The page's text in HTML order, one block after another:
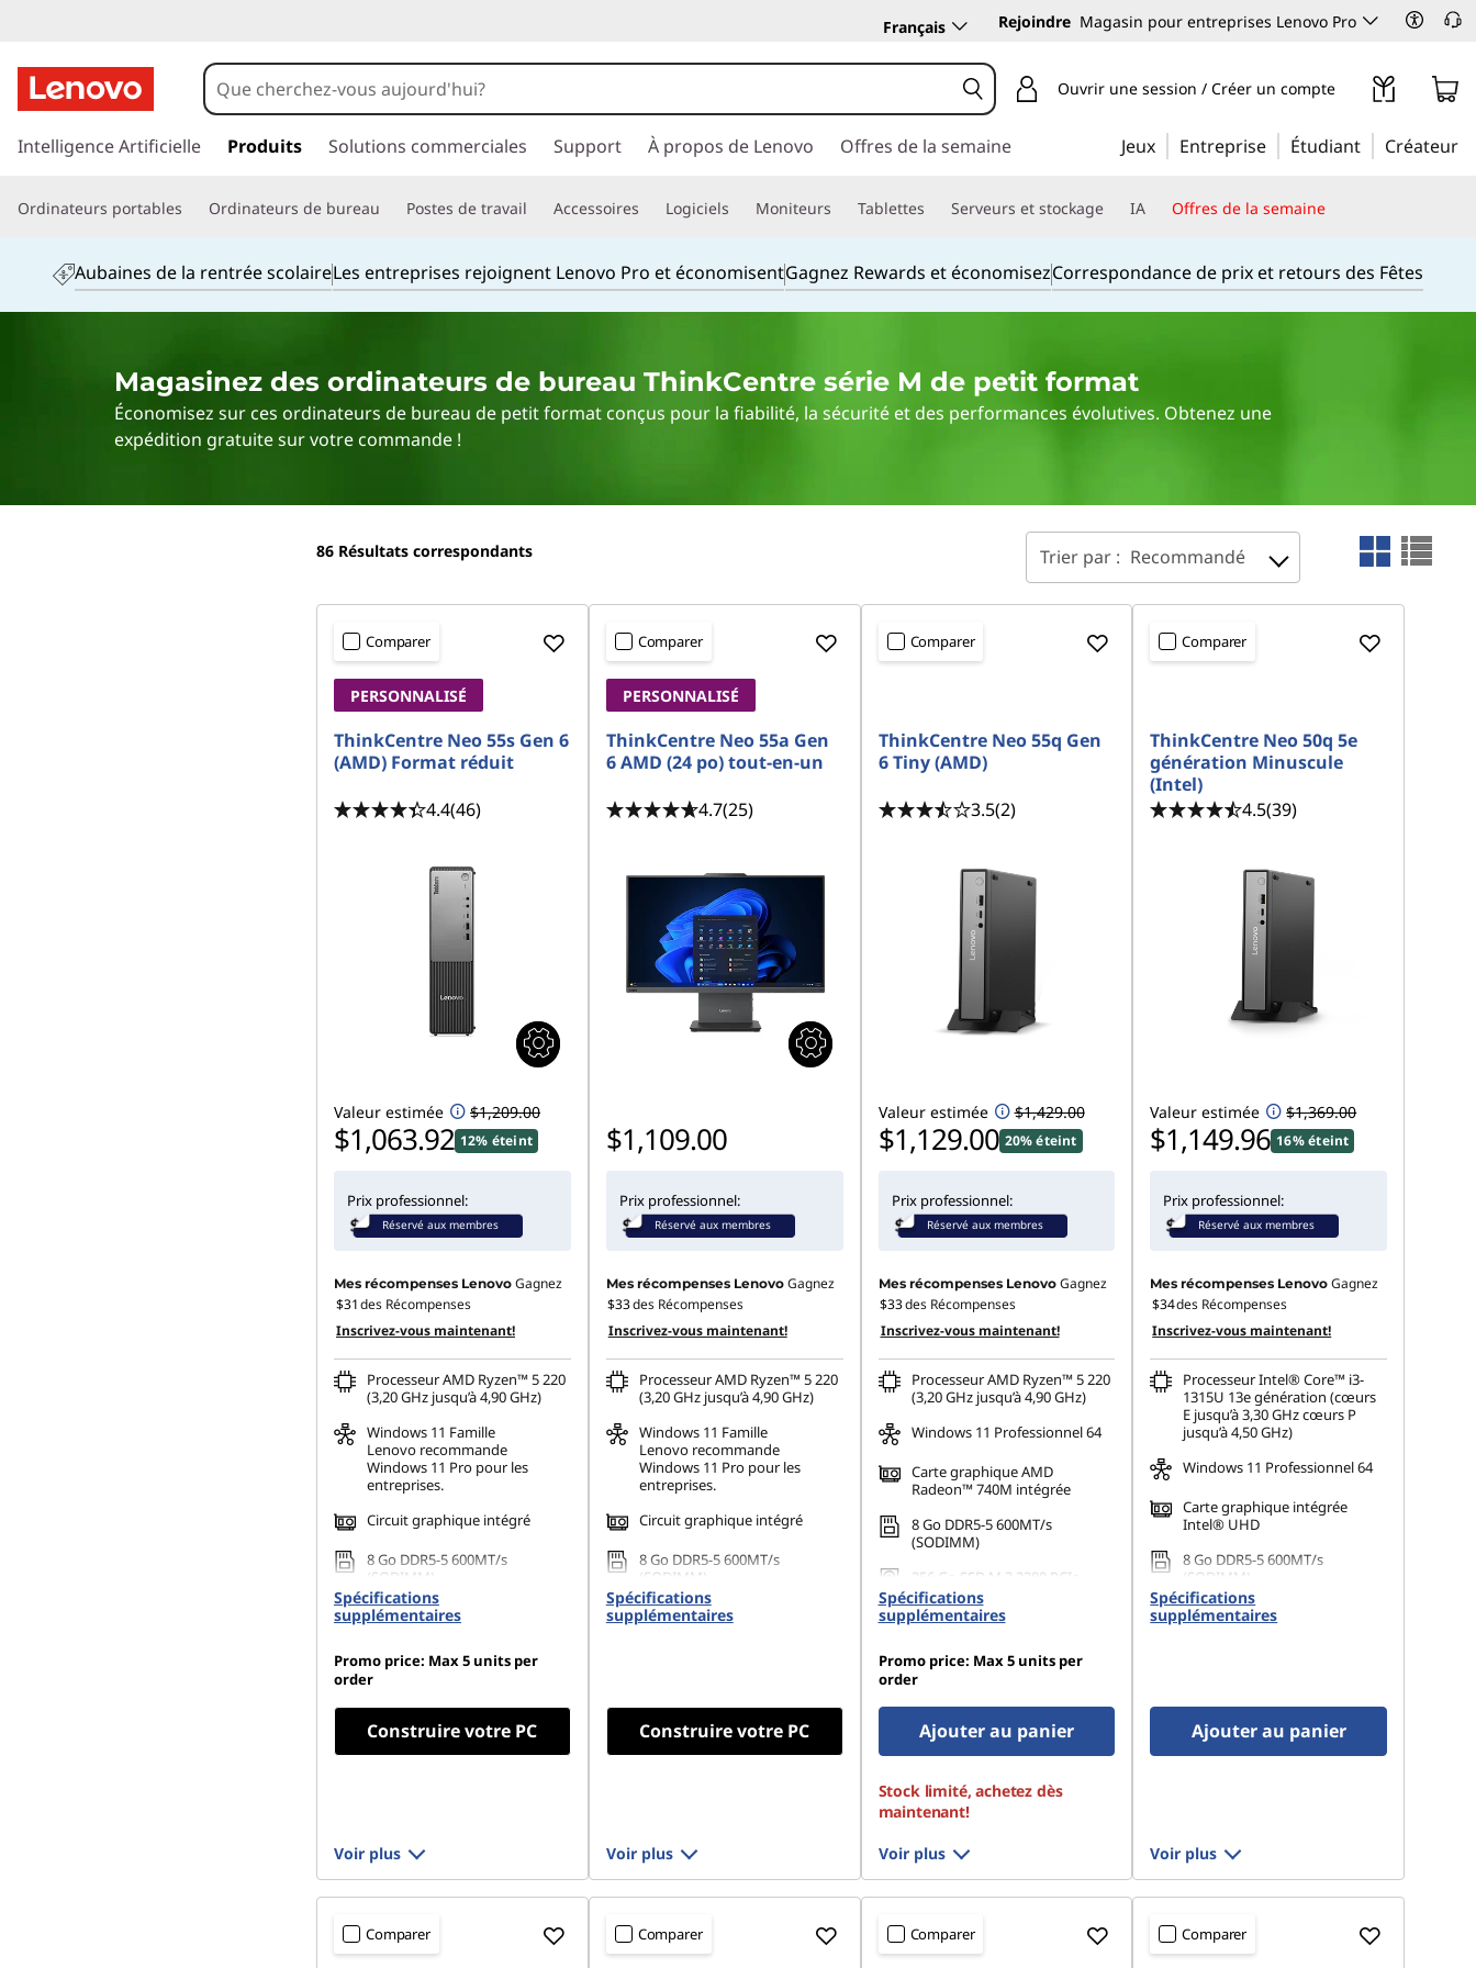
h
n
k
e
e
Français Rejoindre Magasin pour entreprises Lenovo Pro
a
e
c
r
Ouvrir une session / Créer un compte
Intelligence Artificielle Produits Solutions commerciales Support À propos de Lenovo Offres de la semaine Jeux Entreprise Étudiant Créateur
Ordinateurs portables Ordinateurs de bureau Postes de travail Accessoires Logiciels Moniteurs Tablettes Serveurs et stockage IA Offres de la semaine
Aubaines de la rentrée scolaireLes entreprises rejoignent Lenovo Pro et économisentGagnez Rewards et économisezCorrespondance de prix et retours des Fêtes
Magasinez des ordinateurs de bureau ThinkCentre série M de petit format
Économisez sur ces ordinateurs de bureau de petit format conçus pour la fiabilité, la sécurité et des performances évolutives. Obtenez une
expédition gratuite sur votre commande !
86 Résultats correspondants Trier par : Recommandé
Comparer
PERSONNALISÉ
ThinkCentre Neo 55s Gen 6
(AMD) Format réduit
4.4(46)
Valeur estimée $1,209.00
$1,063.92 12% éteint
Prix professionnel:
Réservé aux membres
Mes récompenses Lenovo Gagnez
$31des Récompenses
Inscrivez-vous maintenant!
Processeur AMD Ryzen™ 5 220
(3,20 GHz jusqu’à 4,90 GHz)
Windows 11 Famille
Lenovo recommande
Windows 11 Pro pour les
entreprises.
Circuit graphique intégré
8 Go DDR5-5 600MT/s
(SODIMM)
256 Go SSD M.2 2280 PCIe
Gen4 TLC Opal
Spécifications
supplémentaires
Promo price: Max 5 units per
order
Construire votre PC
Voir plus
Comparer
PERSONNALISÉ
ThinkCentre Neo 55a Gen
6 AMD (24 po) tout-en-un
4.7(25)
$1,109.00
Prix professionnel:
Réservé aux membres
Mes récompenses Lenovo Gagnez
$33des Récompenses
Inscrivez-vous maintenant!
Processeur AMD Ryzen™ 5 220
(3,20 GHz jusqu’à 4,90 GHz)
Windows 11 Famille
Lenovo recommande
Windows 11 Pro pour les
entreprises.
Circuit graphique intégré
8 Go DDR5-5 600MT/s
(SODIMM)
256 Go SSD M.2 2280 PCIe
Gen4 TLC Opal
Spécifications
supplémentaires
Construire votre PC
Voir plus
Comparer
ThinkCentre Neo 55q Gen
6 Tiny (AMD)
3.5(2)
Valeur estimée $1,429.00
$1,129.00 20% éteint
Prix professionnel:
Réservé aux membres
Mes récompenses Lenovo Gagnez
$33des Récompenses
Inscrivez-vous maintenant!
Processeur AMD Ryzen™ 5 220
(3,20 GHz jusqu’à 4,90 GHz)
Windows 11 Professionnel 64
Carte graphique AMD
Radeon™ 740M intégrée
8 Go DDR5-5 600MT/s
(SODIMM)
256 Go SSD M.2 2280 PCIe
Gen4 TLC Opal
Spécifications
supplémentaires
Promo price: Max 5 units per
order
Ajouter au panier
Stock limité, achetez dès
maintenant!
Voir plus
Comparer
ThinkCentre Neo 50q 5e
génération Minuscule
(Intel)
4.5(39)
Valeur estimée $1,369.00
$1,149.96 16% éteint
Prix professionnel:
Réservé aux membres
Mes récompenses Lenovo Gagnez
$34des Récompenses
Inscrivez-vous maintenant!
Processeur Intel® Core™ i3-
1315U 13e génération (cœurs
E jusqu’à 3,30 GHz cœurs P
jusqu’à 4,50 GHz)
Windows 11 Professionnel 64
Carte graphique intégrée
Intel® UHD
8 Go DDR5-5 600MT/s
(SODIMM)
256 Go SSD M.2 2280 PCIe
Gen4 TLC Opal
Spécifications
supplémentaires
Ajouter au panier
Voir plus
Comparer Comparer Comparer Comparer